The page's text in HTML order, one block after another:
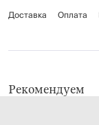
Доставка
Оплата
Рекомендуем